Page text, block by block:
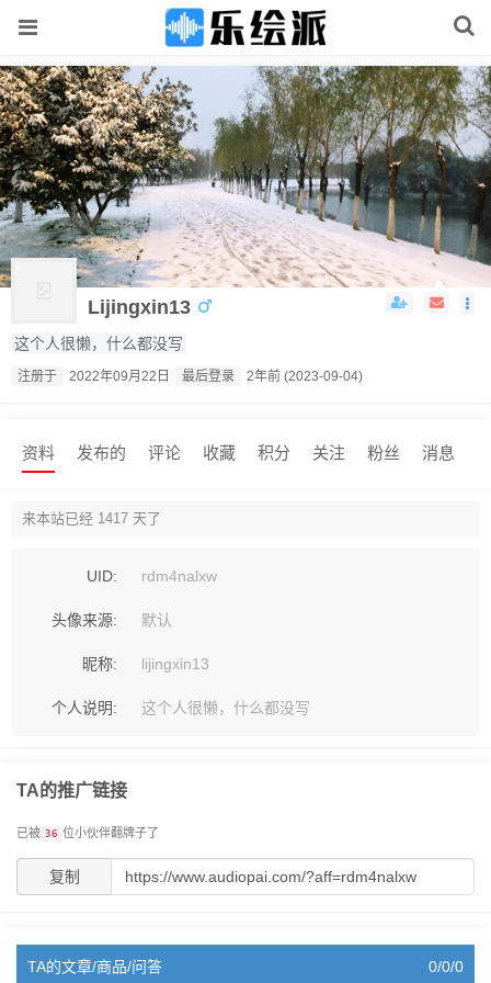
Lijingxin13
这个人很懒，什么都没写
注册于 2022年09月22日 最后登录 2年前 (2023-09-04)
资料 发布的 评论 收藏 积分 关注 粉丝 消息
来本站已经 1417 天了
UID: rdm4nalxw
头像来源: 默认
昵称: lijingxin13
个人说明: 这个人很懒，什么都没写
TA的推广链接
已被 36 位小伙伴翻牌子了
复制
TA的文章/商品/问答 0/0/0